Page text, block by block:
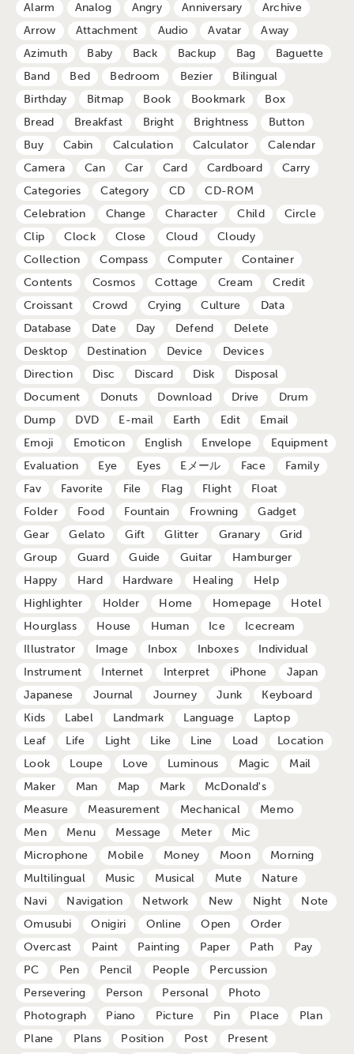
Alarm
Analog Angry Anniversary
Archive
Arrow
Attachment Audio Avatar
Away
Azimuth
Baby Back Backup Bag
Baguette
Band
Bed Bedroom Bezier
Bilingual
Birthday
Bitmap Book Bookmark
Box
Bread
Breakfast Bright Brightness
Button
Buy
Cabin Calculation Calculator
Calendar
Camera
Can Car Card Cardboard
Carry
Categories
Category CD
CD-ROM
Celebration
Change Character Child
Circle
Clip
Clock Close Cloud
Cloudy
Collection
Compass Computer
Container
Contents
Cosmos Cottage Cream
Credit
Croissant
Crowd Crying Culture
Data
Database
Date Day Defend
Delete
Desktop
Destination Device
Devices
Direction
Disc Discard Disk
Disposal
Document
Donuts Download Drive
Drum
Dump
DVD E-mail Earth Edit
Email
Emoji
Emoticon English Envelope
Equipment
Evaluation
Eye Eyes Eメール Face
Family
Fav
Favorite File Flag Flight
Float
Folder
Food Fountain Frowning
Gadget
Gear
Gelato Gift Glitter Granary
Grid
Group
Guard Guide Guitar
Hamburger
Happy
Hard Hardware Healing
Help
Highlighter
Holder Home Homepage
Hotel
Hourglass
House Human Ice
Icecream
Illustrator
Image Inbox Inboxes
Individual
Instrument
Internet Interpret iPhone
Japan
Japanese
Journal Journey Junk
Keyboard
Kids
Label Landmark Language
Laptop
Leaf
Life Light Like Line Load
Location
Look
Loupe Love Luminous Magic
Mail
Maker
Man Map Mark
McDonald's
Measure
Measurement Mechanical
Memo
Men
Menu Message Meter
Mic
Microphone
Mobile Money Moon
Morning
Multilingual
Music Musical Mute
Nature
Navi
Navigation Network New Night
Note
Omusubi
Onigiri Online Open
Order
Overcast
Paint Painting Paper Path
Pay
PC
Pen Pencil People
Percussion
Persevering
Person Personal
Photo
Photograph
Piano Picture Pin Place
Plan
Plane
Plans Position Post
Present